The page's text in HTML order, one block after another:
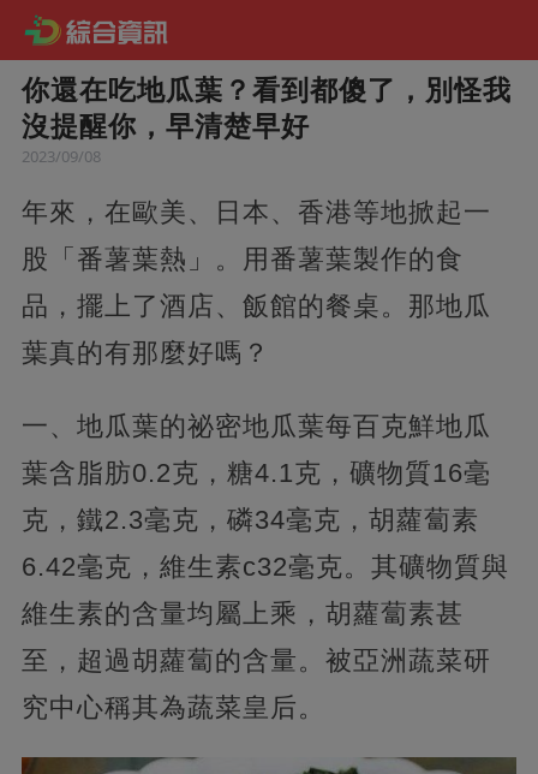
你還在吃地瓜葉？看到都傻了，別怪我
沒提醒你，早清楚早好
2023/09/08
年來，在歐美、日本、香港等地掀起一
股「番薯葉熱」。用番薯葉製作的食
品，擺上了酒店、飯館的餐桌。那地瓜
葉真的有那麼好嗎？
一、地瓜葉的祕密地瓜葉每百克鮮地瓜
葉含脂肪0.2克， 糖4.1克，礦物質16毫
克，鐵2.3毫克，磷34毫克，胡蘿蔔素
6.42毫克，維生素c32毫克。其礦物質與
維生素的含量均屬上乘，胡蘿蔔素甚
至，超過胡蘿蔔的含量。被亞洲蔬菜研
究中心稱其為蔬菜皇后。